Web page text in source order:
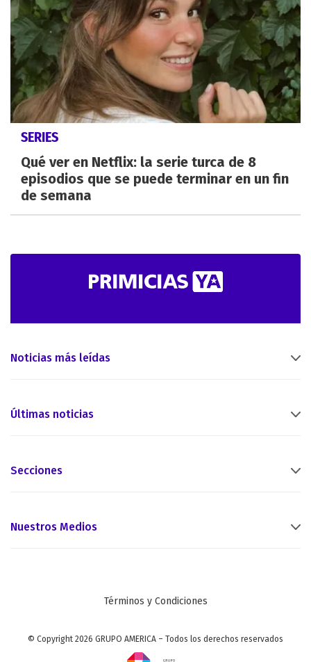
SERIES
Qué ver en Netflix: la serie turca de 8
episodios que se puede terminar en un fin
de semana
Noticias más leídas
Últimas noticias
Secciones
Nuestros Medios
Términos y Condiciones
© Copyright 2026 GRUPO AMERICA – Todos los derechos reservados